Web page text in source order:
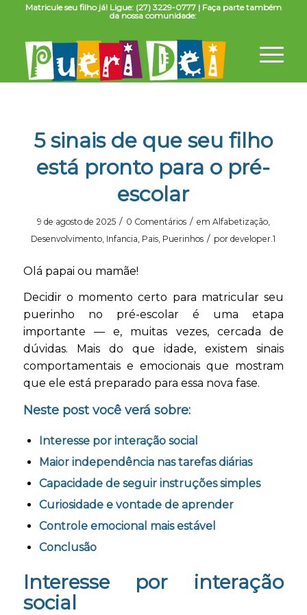
Matricule seu filho já! Ligue: (27) 3229-0777 | Faça parte também
da nossa comunidade:
5 sinais de que seu filho
está pronto para o pré-
escolar
9 de agosto de 2025 / 0 Comentários / em Alfabetização,
Desenvolvimento, Infancia, Pais, Puerinhos / pordeveloper.1
Olá papai ou mamãe!
Decidir o momento certo para matricular seu
puerinho no pré-escolar é uma etapa
importante — e, muitas vezes, cercada de
dúvidas. Mais do que idade, existem sinais
comportamentais e emocionais que mostram
que ele está preparado para essa nova fase.
Neste post você verá sobre:
Interesse por interação social
Maior independência nas tarefas diárias
Capacidade de seguir instruções simples
Curiosidade e vontade de aprender
Controle emocional mais estável
Conclusão
Interesse por interação
social